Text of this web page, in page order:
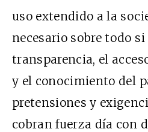
uso extendido a la
necesario sobre todo
transparencia, el
y el conocimiento del
pretensiones y
cobran fuerza día con